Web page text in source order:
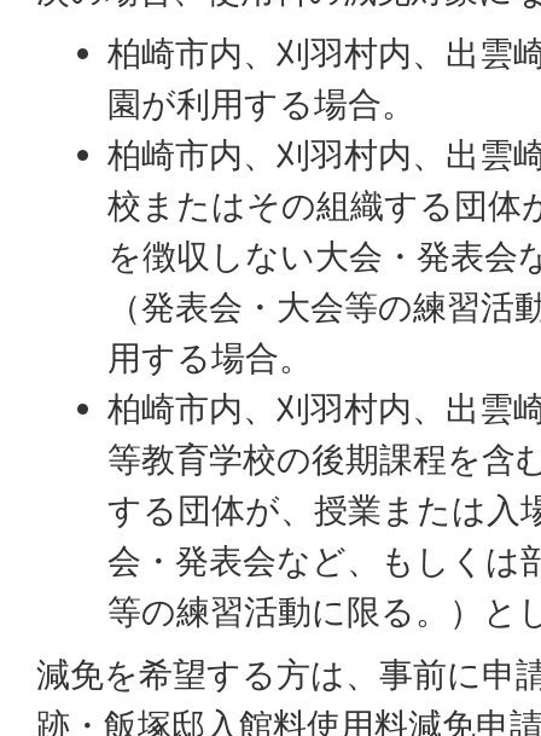
柏崎市内、刈羽村内、出雲
園が利用する場合。
柏崎市内、刈羽村内、出雲
校またはその組織する団体
を徴収しない大会・発表会
（発表会・大会等の練習
用する場合。
柏崎市内、刈羽村内、出雲
等教育学校の後期課程を含
する団体が、授業または入
会・発表会など、もしくは
等の練習活動に限る。）と
減免を希望する方は、事前に申
跡・飯塚邸入館料使用料減免申